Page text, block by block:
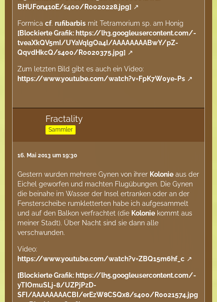
BHUFon41oE/s400/R0020228.jpg]
Formica cf. rufibarbis mit Tetramorium sp. am Honig
[Blockierte Grafik: https://lh3.googleusercontent.com/-
tveaXkQV5mI/UYaVqlgOa4I/AAAAAAAABwY/pZ-
QqvdHkcQ/s400/R0020375.jpg]
Zum letzten Bild gibt es auch ein Video:
https://www.youtube.com/watch?v=FpK7W0ye-Ps
Fractality
Sammler
16. Mai 2013 um 19:30
Gestern wurden mehrere Gynen von ihrer Kolonie aus der
Eichel geworfen und machten Flugübungen. Die Gynen
die beinahe im Wasser der Insel ertranken oder an der
Fensterscheibe rumkletterten habe ich aufgesammelt
und auf den Balkon verfrachtet (die Kolonie kommt aus
meiner Stadt). Über Nacht sind sie dann alle
verschwunden.
Video:
https://www.youtube.com/watch?v=ZBQ15m6hf_c
[Blockierte Grafik: https://lh5.googleusercontent.com/-
yTIOmuSLj-8/UZPjPzD-
SFI/AAAAAAAACBI/erEzW8CSQx8/s400/R0021574.jpg